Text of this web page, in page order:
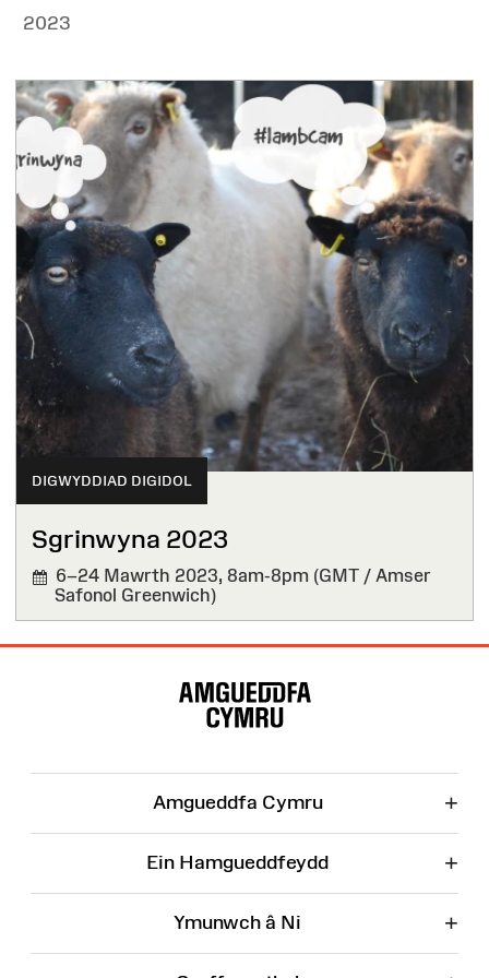
2023
DIGWYDDIAD DIGIDOL
Sgrinwyna 2023
6–24 Mawrth 2023, 8am-8pm (GMT / Amser
Safonol Greenwich)
Amgueddfa Cymru +
Ein Hamgueddfeydd +
Ymunwch â Ni +